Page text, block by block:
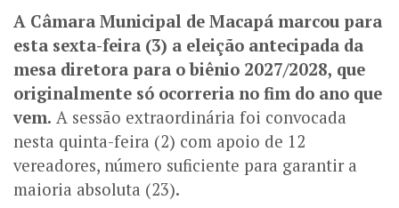
A Câmara Municipal de Macapá marcou para
esta sexta-feira (3) a eleição antecipada da
mesa diretora para o biênio 2027/2028, que
originalmente só ocorreria no fim do ano que
vem. A sessão extraordinária foi convocada
nesta quinta-feira (2) com apoio de 12
vereadores, número suficiente para garantir a
maioria absoluta (23).